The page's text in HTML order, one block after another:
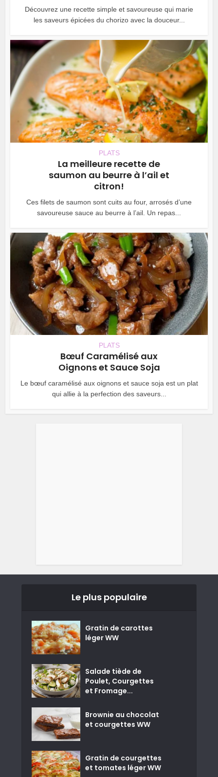
Découvrez une recette simple et savoureuse qui marie
les saveurs épicées du chorizo avec la douceur...
PLATS
La meilleure recette de
saumon au beurre à l’ail et
citron!
Ces filets de saumon sont cuits au four, arrosés d’une
savoureuse sauce au beurre à l’ail. Un repas...
PLATS
Bœuf Caramélisé aux
Oignons et Sauce Soja
Le bœuf caramélisé aux oignons et sauce soja est un plat
qui allie à la perfection des saveurs...
Le plus populaire
Gratin de carottes
léger WW
Salade tiède de
Poulet, Courgettes
et Fromage...
Brownie au chocolat
et courgettes WW
Gratin de courgettes
et tomates léger WW